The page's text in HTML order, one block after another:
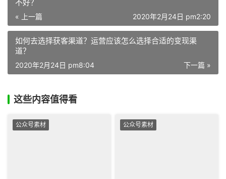
不好？
« 上一篇 2020年2月24日 pm2:20
如何去选择获客渠道？运营应该怎么选择合适的变现渠
道？
下一篇 »
2020年2月24日 pm8:04
这些内容值得看
公众号素材 公众号素材